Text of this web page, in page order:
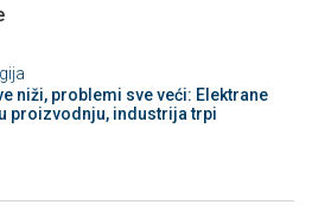
niži, problemi sve veći: Elektrane
proizvodnju, industrija trpi